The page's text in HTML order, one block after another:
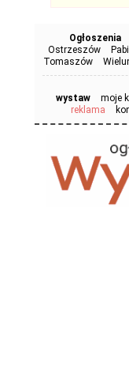
Ogłoszenia
Ostrzeszów
Tomaszów
wystaw moje
reklama